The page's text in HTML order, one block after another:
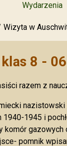
Wydarzenia
Wizyta w
8 -
razem z
1940-1945 i
komór
pomnik